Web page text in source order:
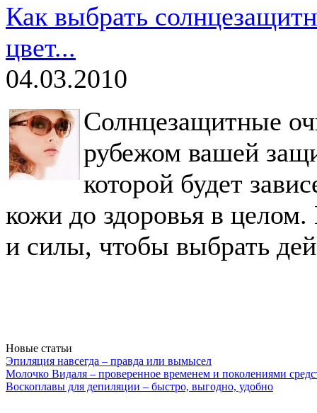
Как выбрать
цвет...
04.03.2010
Солнцезащитные
рубежом вашей
которой будет
кожи до здоровья в
и силы, чтобы выбрать
Новые статьи
Эпиляция навсегда – правда или вымысел
Молочко Видаля – проверенное временем и поколениями
Воскоплавы для депиляции – быстро, выгодно, удобно